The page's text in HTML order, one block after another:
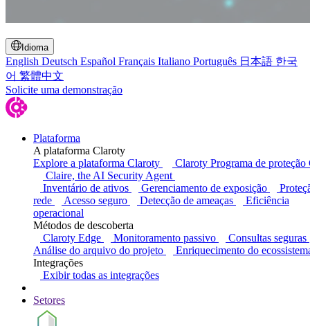
Idioma
English Deutsch Español Français Italiano Português 日本語 한국
어 繁體中文
Solicite uma demonstração
Plataforma
A plataforma Claroty
Explore a plataforma Claroty
Claroty Programa de proteção
Claire, the AI Security Agent
Inventário de ativos
Gerenciamento de exposição
rede
Acesso seguro Detecção de ameaças
Eficiência
operacional
Métodos de descoberta
Claroty Edge
Monitoramento passivo
Consultas seguras
Análise do arquivo do projeto
Enriquecimento do
Integrações
Exibir todas as integrações
Setores